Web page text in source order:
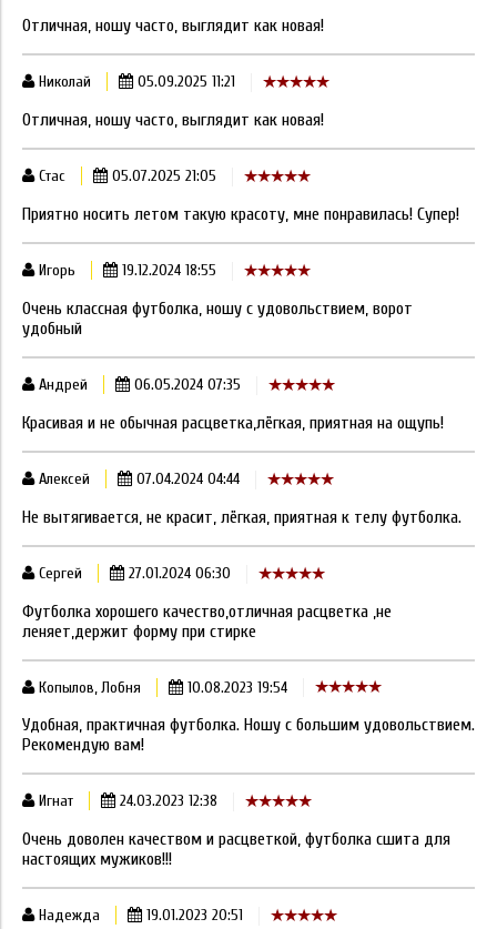
Отличная, ношу часто, выглядит как новая!
Николай 05.09.2025 11:21
Отличная, ношу часто, выглядит как новая!
Стас 05.07.2025 21:05
Приятно носить летом такую красоту, мне понравилась! Супер!
Игорь 19.12.2024 18:55
Очень классная футболка, ношу с удовольствием, ворот
удобный
Андрей 06.05.2024 07:35
Красивая и не обычная расцветка,лёгкая, приятная на ощупь!
Алексей 07.04.2024 04:44
Не вытягивается, не красит, лёгкая, приятная к телу футболка.
Сергей 27.01.2024 06:30
Футболка хорошего качество,отличная расцветка ,не
леняет,держит форму при стирке
Копылов, Лобня 10.08.2023 19:54
Удобная, практичная футболка. Ношу с большим удовольствием.
Рекомендую вам!
Игнат 24.03.2023 12:38
Очень доволен качеством и расцветкой, футболка сшита для
настоящих мужиков!!!
Надежда 19.01.2023 20:51